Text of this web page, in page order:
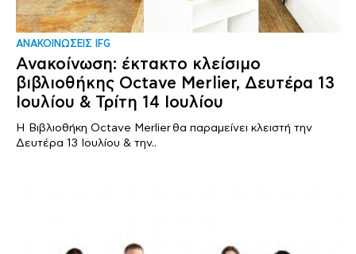
ΑΝΑΚΟΙΝΩΣΕΙΣ IFG
Ανακοίνωση: έκτακτο κλείσιμο
βιβλιοθήκης Octave Merlier, Δευτέρα 13
Ιουλίου & Τρίτη 14 Ιουλίου
Η Βιβλιοθήκη Octave Merlier θα παραμείνει κλειστή την
Δευτέρα 13 Ιουλίου & την..